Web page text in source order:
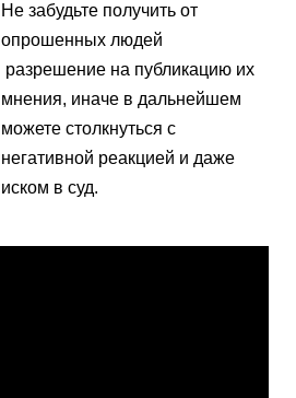
Не забудьте получить от
опрошенных людей
разрешение на публикацию их
мнения, иначе в дальнейшем
можете столкнуться с
негативной реакцией и даже
иском в суд.